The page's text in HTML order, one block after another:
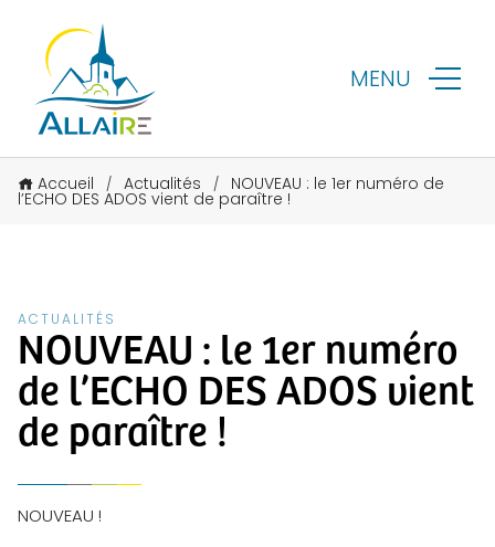
MENU
Accueil / Actualités / NOUVEAU : le 1er numéro de
l’ECHO DES ADOS vient de paraître !
ACTUALITÉS
NOUVEAU : le 1er numéro
de l’ECHO DES ADOS vient
de paraître !
NOUVEAU !